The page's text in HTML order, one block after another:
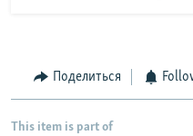
Поделиться
This item is part of